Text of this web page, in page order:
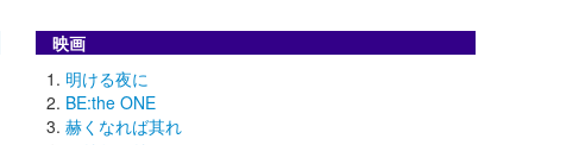
映画
明ける夜に
BE:the ONE
赫くなれば其れ